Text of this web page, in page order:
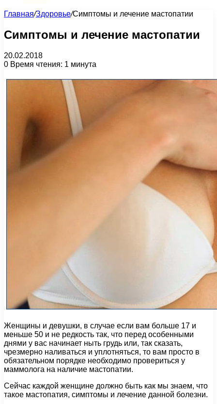
Главная/Здоровье/Симптомы и лечение мастопатии
Симптомы и лечение мастопатии
20.02.2018
0 Время чтения: 1 минута
Женщины и девушки, в случае если вам больше 17 и
меньше 50 и не редкость так, что перед особенными
днями у вас начинает ныть грудь или, так сказать,
чрезмерно наливаться и уплотняться, то вам просто в
обязательном порядке необходимо провериться у
маммолога на наличие мастопатии.
Сейчас каждой женщине должно быть как мы знаем, что
такое мастопатия, симптомы и лечение данной болезни.